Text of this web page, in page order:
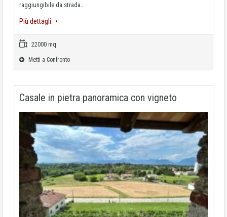
raggiungibile da strada…
Più dettagli
22000 mq
Metti a Confronto
Casale in pietra panoramica con vigneto